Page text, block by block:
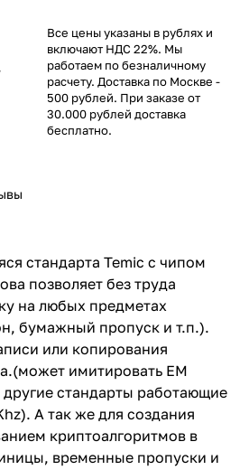
Все цены указаны в рублях и
включают НДС 22%. Мы
работаем по безналичному
расчету. Доставка по Москве -
500 рублей. При заказе от
30.000 рублей доставка
бесплатно.
стандарта Temic с чипом
позволяет без труда
на любых предметах
бумажный пропуск и т.п.).
или копирования
имитировать EM
другие стандарты работающие
А так же для создания
криптоалгоритмов в
временные пропуски и